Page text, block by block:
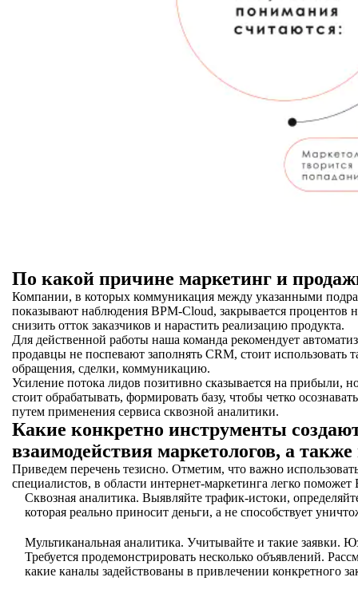
По какой причине маркетинг и
Компании, в которых коммуникация между указанными
показывают наблюдения BPM-Cloud, закрывается процентов
снизить отток заказчиков и нарастить реализацию продукта.
Для действенной работы наша команда рекомендует
продавцы не поспевают заполнять CRM, стоит использовать
обращения, сделки, коммуникацию.
Усиление потока лидов позитивно сказывается на прибыли,
стоит обрабатывать, формировать базу, чтобы четко
путем применения сервиса сквозной аналитики.
Какие конкретно инструменты
взаимодействия маркетологов, а
Приведем перечень тезисно. Отметим, что важно
специалистов, в области интернет-маркетинга легко
Сквозная аналитика. Выявляйте трафик-истоки,
которая реально приносит деньги, а не способствует
Мультиканальная аналитика. Учитывайте и такие заявки.
Требуется продемонстрировать несколько объявлений.
какие каналы задействованы в привлечении конкретного